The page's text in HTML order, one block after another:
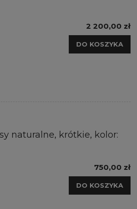
2 200,00 zł
DO KOSZYKA
naturalne, krótkie, kolor:
750,00 zł
DO KOSZYKA